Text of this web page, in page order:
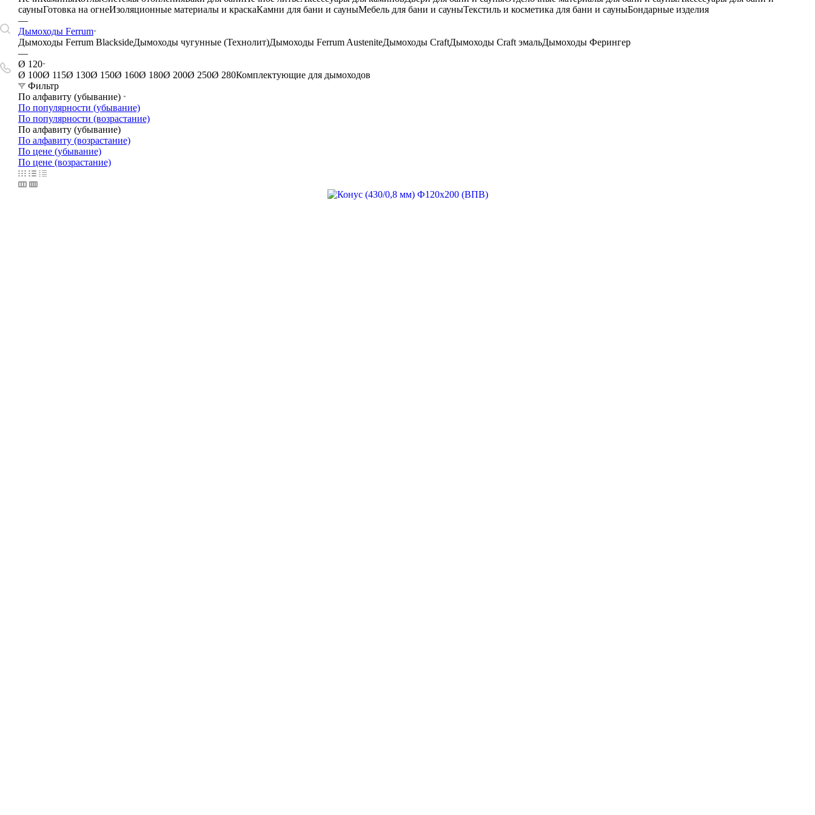
сауныГотовка на огнеИзоляционные материалы и краскаКамни для бани и сауныМебель для бани и сауныТекстиль и косметика для бани и сауныБондарные изделия
—
Дымоходы Ferrum
Дымоходы Ferrum BlacksideДымоходы чугунные (Технолит)Дымоходы Ferrum AusteniteДымоходы CraftДымоходы Craft эмальДымоходы Ферингер
—
Ø 120
Ø 100Ø 115Ø 130Ø 150Ø 160Ø 180Ø 200Ø 250Ø 280Комплектующие для дымоходов
Фильтр
По алфавиту (убывание)
По популярности (убывание)
По популярности (возрастание)
По алфавиту (убывание)
По алфавиту (возрастание)
По цене (убывание)
По цене (возрастание)